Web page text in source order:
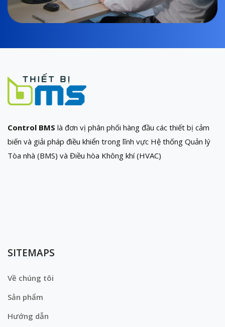
Control BMS là đơn vị phân phối hàng đầu các thiết bị cảm
biến và giải pháp điều khiển trong lĩnh vực Hệ thống Quản lý
Tòa nhà (BMS) và Điều hòa Không khí (HVAC)
SITEMAPS
Về chúng tôi
Sản phẩm
Hướng dẫn